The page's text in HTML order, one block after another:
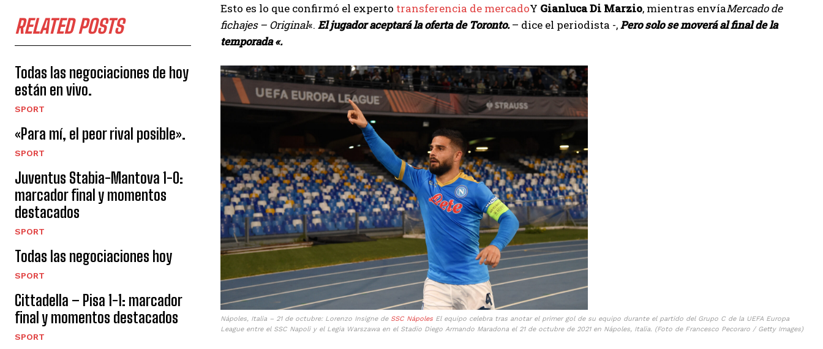
I've read and accept thePrivacy Policy.
Emet
RELATED POSTS
Todas las negociaciones de hoy
están en vivo.
SPORT
«Para mí, el peor rival posible».
SPORT
Juventus Stabia-Mantova 1-0:
marcador final y momentos
destacados
SPORT
Todas las negociaciones hoy
SPORT
Cittadella – Pisa 1-1: marcador
final y momentos destacados
SPORT
Esto es lo que confirmó el experto transferencia de mercadoY Gianluca Di Marzio, mientras envíaMercado de
fichajes – Original«. El jugador aceptará la oferta de Toronto.– dice el periodista -,Pero solo se moverá al final de la
temporada «.
Nápoles, Italia – 21 de octubre: Lorenzo Insigne de SSC Nápoles El equipo celebra tras anotar el primer gol de su equipo durante el partido del Grupo C de la UEFA Europa
League entre el SSC Napoli y el Legia Warszawa en el Stadio Diego Armando Maradona el 21 de octubre de 2021 en Nápoles, Italia. (Foto de Francesco Pecoraro / Getty Images)